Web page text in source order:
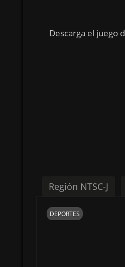
Descarga el juego
Región NTSC-J
DEPORTES